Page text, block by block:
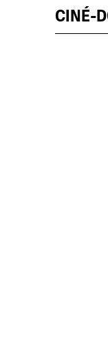
CINÉ-